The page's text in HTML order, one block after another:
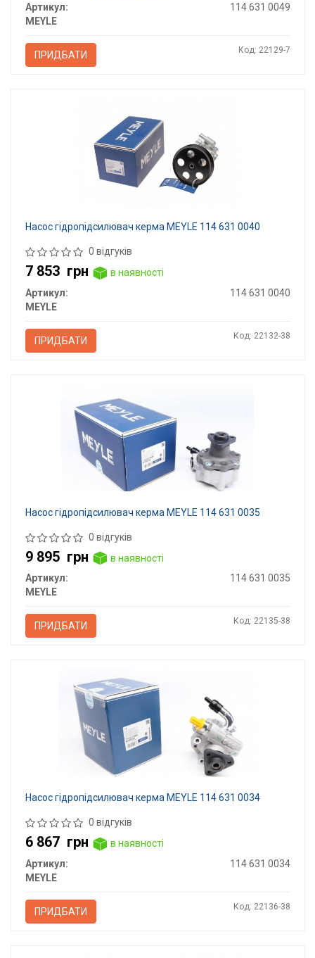
Артикул:
114 631 0049
MEYLE
ПРИДБАТИ Код: 22129-7
Насос гідропідсилювач керма MEYLE 114 631 0040
0 відгуків
7 853 грн
в наявності
Артикул:
114 631 0040
MEYLE
ПРИДБАТИ Код: 22132-38
Насос гідропідсилювач керма MEYLE 114 631 0035
0 відгуків
9 895 грн
в наявності
Артикул:
114 631 0035
MEYLE
ПРИДБАТИ Код: 22135-38
Насос гідропідсилювач керма MEYLE 114 631 0034
0 відгуків
6 867 грн
в наявності
Артикул:
114 631 0034
MEYLE
ПРИДБАТИ Код: 22136-38